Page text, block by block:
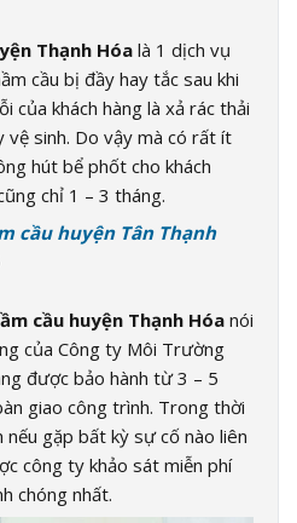
Thạnh Hóa là 1 dịch vụ
cầu bị đầy hay tắc sau khi
của khách hàng là xả rác thải
vệ sinh. Do vậy mà có rất ít
hút bể phốt cho khách
chỉ 1 – 3 tháng.
cầu huyện Tân Thạnh
cầu huyện Thạnh Hóa nói
của Công ty Môi Trường
được bảo hành từ 3 – 5
giao công trình. Trong thời
nếu gặp bất kỳ sự cố nào liên
công ty khảo sát miễn phí
chóng nhất.